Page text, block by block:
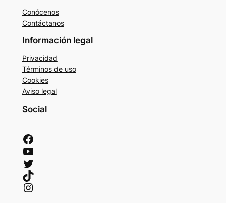
Conócenos
Contáctanos
Información legal
Privacidad
Términos de uso
Cookies
Aviso legal
Social
Facebook
YouTube
Twitter
TikTok
Instagram